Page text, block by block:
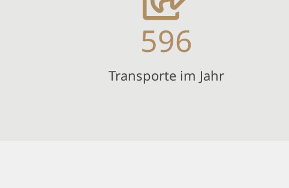
596
Transporte im Jahr